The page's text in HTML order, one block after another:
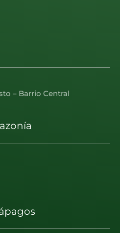
– Barrio Central